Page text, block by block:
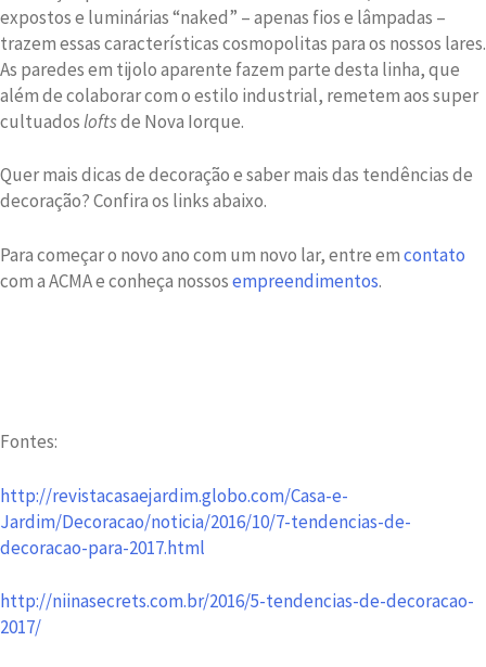
expostos e luminárias “naked” – apenas fios e lâmpadas –
trazem essas características cosmopolitas para os nossos lares.
As paredes em tijolo aparente fazem parte desta linha, que
além de colaborar com o estilo industrial, remetem aos super
cultuadosloftsde Nova Iorque.
Quer mais dicas de decoração e saber mais das tendências de
decoração? Confira os links abaixo.
Para começar o novo ano com um novo lar, entre emcontato
com a ACMA e conheça nossosempreendimentos.
Fontes:
http://revistacasaejardim.globo.com/Casa-e-
Jardim/Decoracao/noticia/2016/10/7-tendencias-de-
decoracao-para-2017.html
http://niinasecrets.com.br/2016/5-tendencias-de-decoracao-
2017/